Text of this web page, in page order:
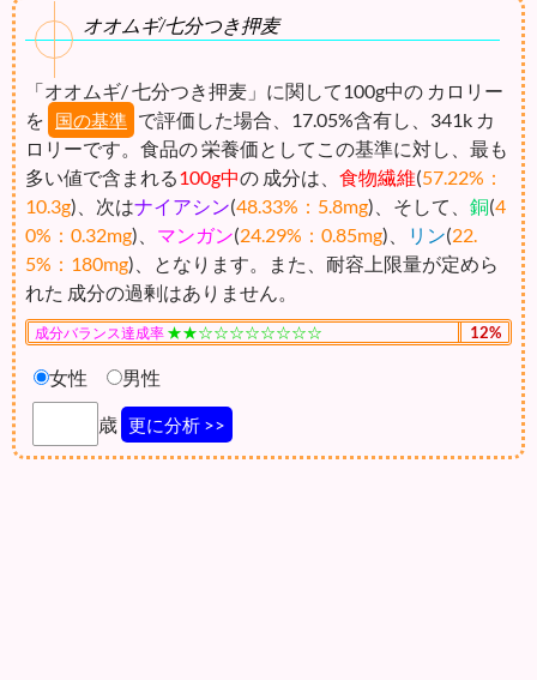
オオムギ/七分つき押麦
「オオムギ/ 七分つき押麦」に関して100g中の カロリー
を
国の基準 で評価した場合、17.05%含有し、341k カ
ロリーです。食品の 栄養価としてこの基準に対し、最も
多い値で含まれる100g中の 成分は、 食物繊維(57.22%：
10.3g)、次はナイアシン(48.33%：5.8mg)、そして、 銅(4
0%：0.32mg)、 マンガン(24.29%：0.85mg)、 リン(22.
5%：180mg)、となります。また、耐容上限量が定めら
れた 成分の過剰はありません。
成分バランス達成率 ★★☆☆☆☆☆☆☆☆ 12%
女性 男性
歳 更に分析 >>